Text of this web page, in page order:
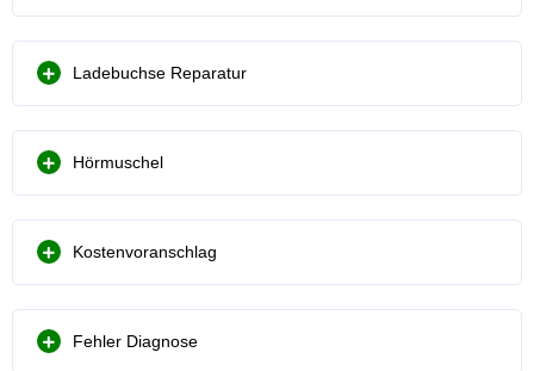
Ladebuchse Reparatur
Hörmuschel
Kostenvoranschlag
Fehler Diagnose